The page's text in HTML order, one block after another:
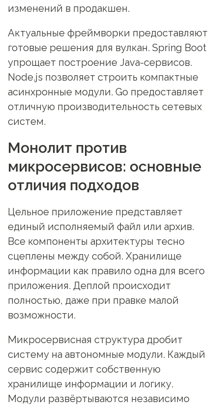
изменений в продакшен.
Актуальные фреймворки предоставляют
готовые решения для вулкан. Spring Boot
упрощает построение Java-сервисов.
Node.js позволяет строить компактные
асинхронные модули. Go предоставляет
отличную производительность сетевых
систем.
Монолит против
микросервисов: основные
отличия подходов
Цельное приложение представляет
единый исполняемый файл или архив.
Все компоненты архитектуры тесно
сцеплены между собой. Хранилище
информации как правило одна для всего
приложения. Деплой происходит
полностью, даже при правке малой
возможности.
Микросервисная структура дробит
систему на автономные модули. Каждый
сервис содержит собственную
хранилище информации и логику.
Модули развёртываются независимо